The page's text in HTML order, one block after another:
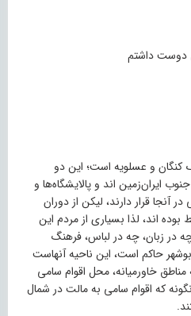
دوست داشتم
کنگان و عسلویه است؛ این دو
ایران‌زمین اند و پالایشگاه‌ها و
آنجا قرار دارند، لیکن از دوران
بوده اند، لذا بسیاری از مردم این
در زبان، چه در لباس، فرهنگ
حاکم است، این ناحیه آنهاست
مناطق خاورمیانه، محل اقوام سامی
که اقوام سامی به مالت در شمال